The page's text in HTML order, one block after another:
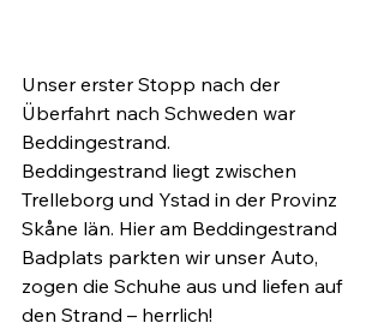
Unser erster Stopp nach der
Überfahrt nach Schweden war
Beddingestrand.
Beddingestrand liegt zwischen
Trelleborg und Ystad in der Provinz
Skåne län. Hier am Beddingestrand
Badplats parkten wir unser Auto,
zogen die Schuhe aus und liefen auf
den Strand – herrlich!